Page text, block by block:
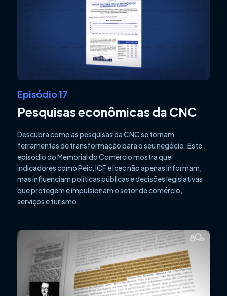
Episódio 17
Pesquisas econômicas da CNC
Descubra como as pesquisas da CNC se tornam
ferramentas de transformação para o seu negócio. Este
episódio do Memorial do Comércio mostra que
indicadores como Peic, ICF e Icec não apenas informam,
mas influenciam políticas públicas e decisões legislativas
que protegem e impulsionam o setor de comércio,
serviços e turismo.